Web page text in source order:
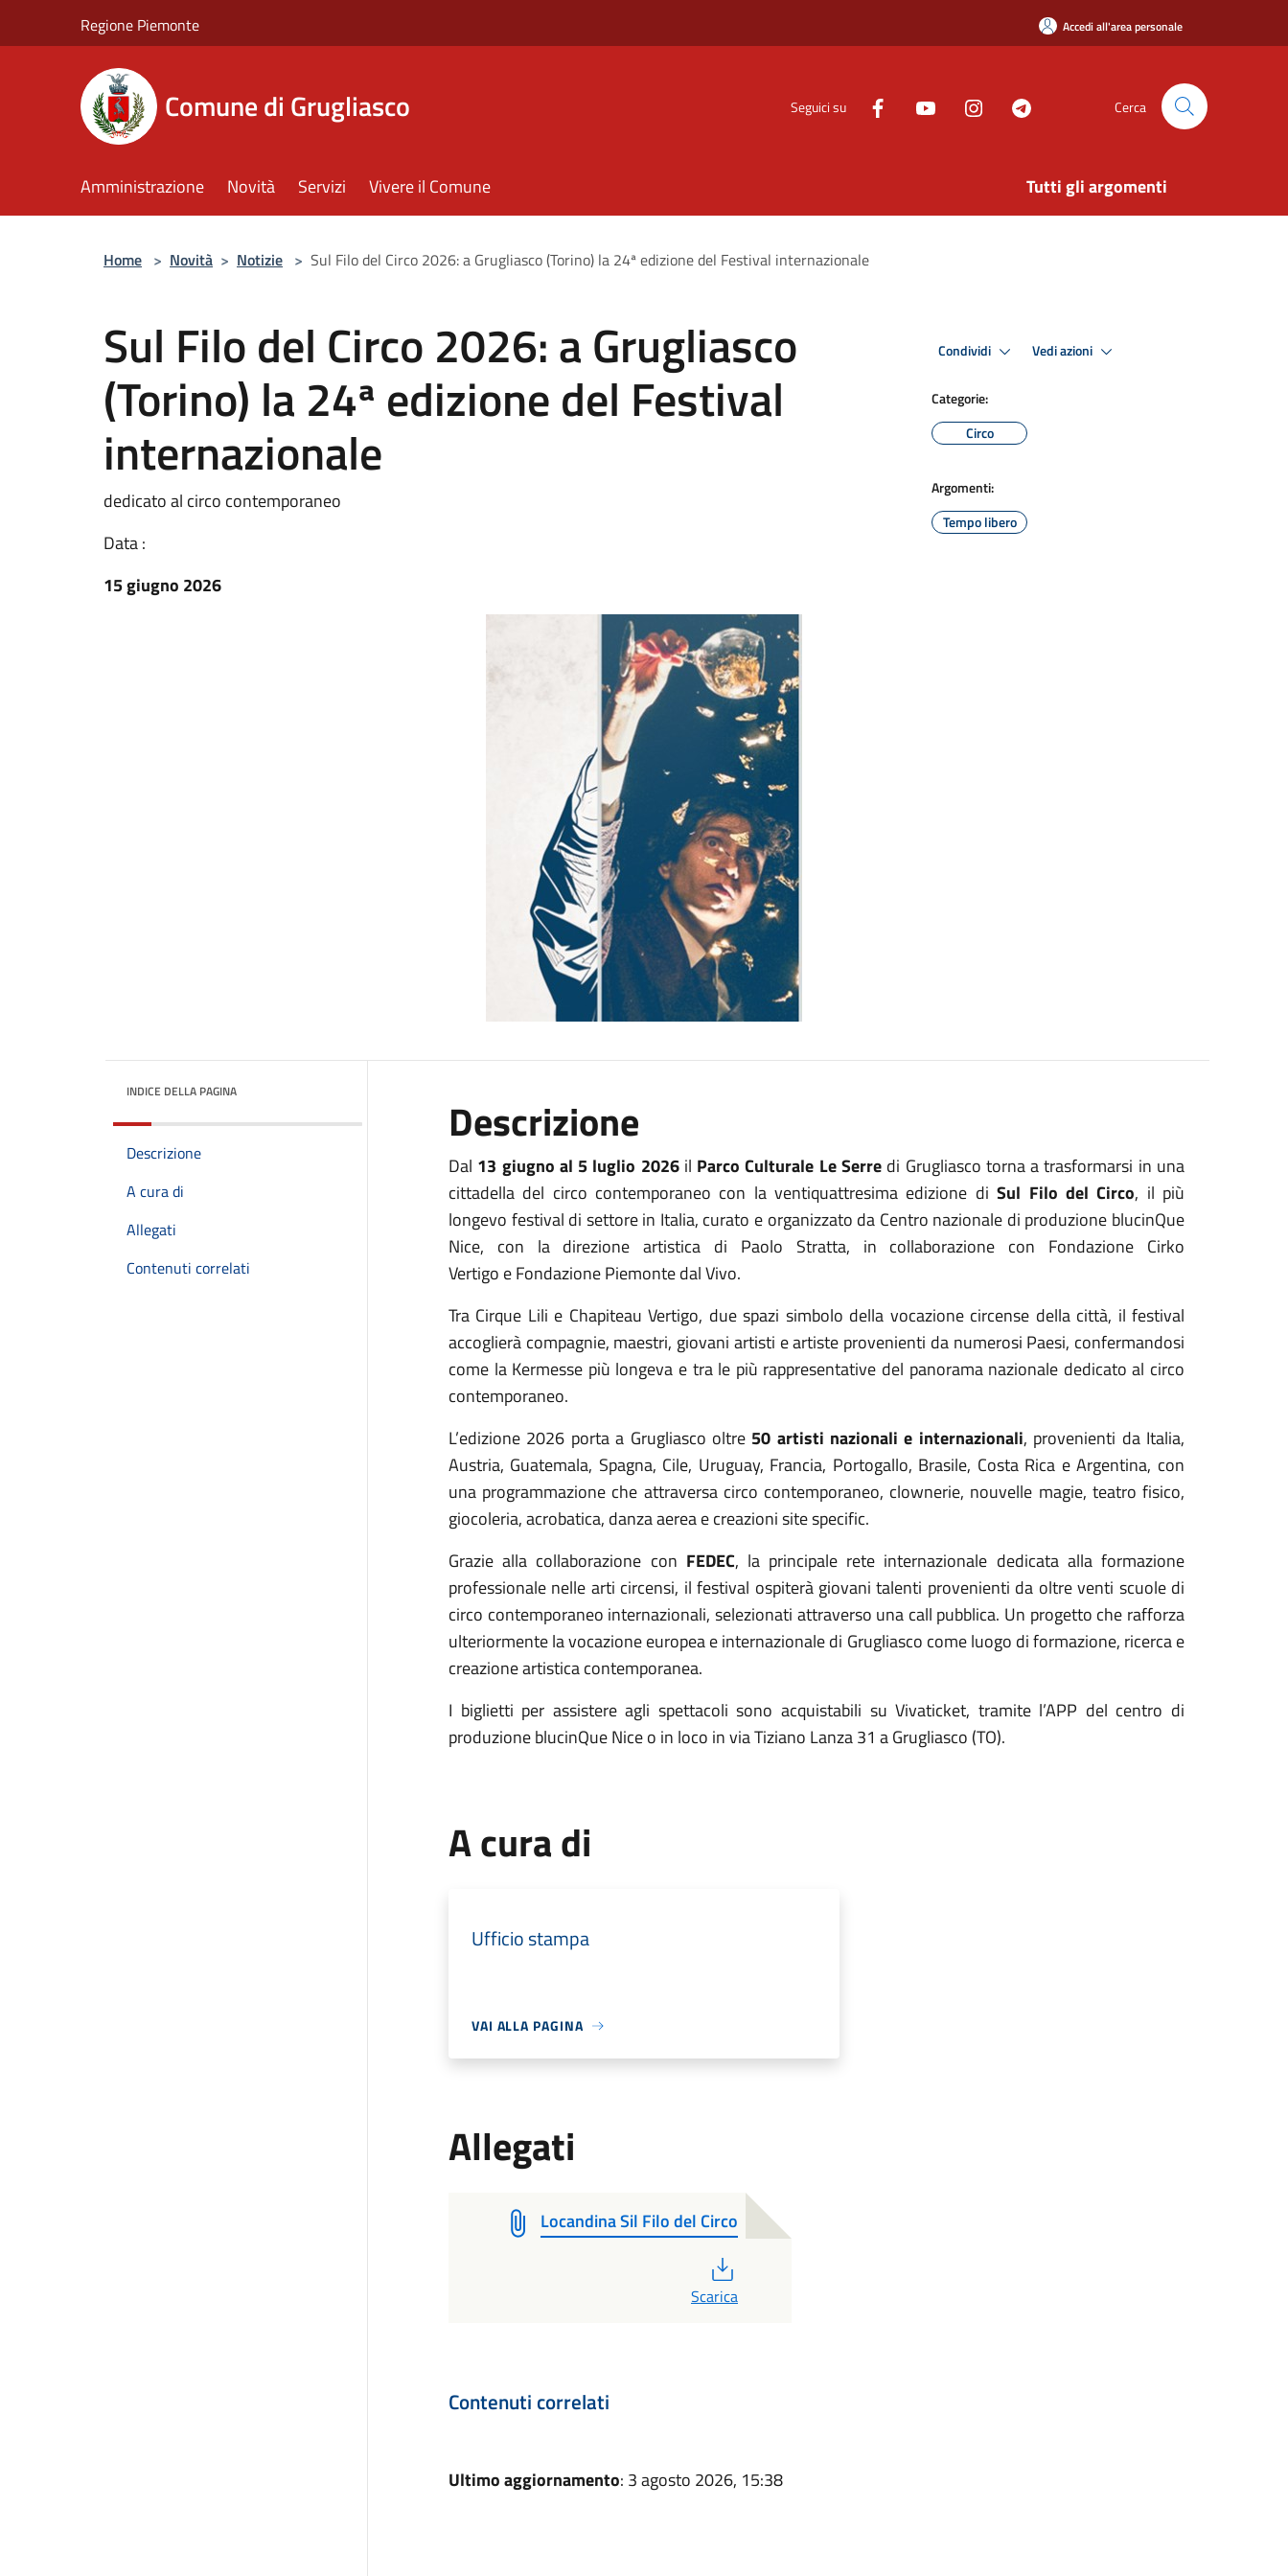
Regione Piemonte Accedi all'area personale
Comune di Grugliasco Seguici su Cerca
Amministrazione Novità Servizi Vivere il Comune Tutti gli argomenti
Home > Novità > Notizie > Sul Filo del Circo 2026: a Grugliasco (Torino) la 24ª edizione del Festival internazionale
Sul Filo del Circo 2026: a Grugliasco
(Torino) la 24ª edizione del Festival
internazionale
dedicato al circo contemporaneo
Data :
15 giugno 2026
Condividi Vedi azioni
Categorie:
Circo
Argomenti:
Tempo libero
INDICE DELLA PAGINA
Descrizione
A cura di
Allegati
Contenuti correlati
Descrizione
Dal 13 giugno al 5 luglio 2026il Parco Culturale Le Serre di Grugliasco torna a trasformarsi in una
cittadella del circo contemporaneo con la ventiquattresima edizione diSul Filo del Circo, il più
longevo festival di settore in Italia, curato e organizzato da Centro nazionale di produzione blucinQue
Nice, con la direzione artistica di Paolo Stratta, in collaborazione con Fondazione Cirko
Vertigo e Fondazione Piemonte dal Vivo.
Tra Cirque Lili e Chapiteau Vertigo, due spazi simbolo della vocazione circense della città, il festival
accoglierà compagnie, maestri, giovani artisti e artiste provenienti da numerosi Paesi, confermandosi
come la Kermesse più longeva e tra le più rappresentative del panorama nazionale dedicato al circo
contemporaneo.
L’edizione 2026 porta a Grugliasco oltre 50 artisti nazionali e internazionali, provenienti da Italia,
Austria, Guatemala, Spagna, Cile, Uruguay, Francia, Portogallo, Brasile, Costa Rica e Argentina, con
una programmazione che attraversa circo contemporaneo, clownerie, nouvelle magie, teatro fisico,
giocoleria, acrobatica, danza aerea e creazioni site specific.
Grazie alla collaborazione con FEDEC, la principale rete internazionale dedicata alla formazione
professionale nelle arti circensi, il festival ospiterà giovani talenti provenienti da oltre venti scuole di
circo contemporaneo internazionali, selezionati attraverso una call pubblica. Un progetto che rafforza
ulteriormente la vocazione europea e internazionale di Grugliasco come luogo di formazione, ricerca e
creazione artistica contemporanea.
I biglietti per assistere agli spettacoli sono acquistabili su Vivaticket, tramite l’APP del centro di
produzione blucinQue Nice o in loco in via Tiziano Lanza 31 a Grugliasco (TO).
A cura di
Ufficio stampa
VAI ALLA PAGINA
Allegati
Locandina Sil Filo del Circo
Scarica
Contenuti correlati
Ultimo aggiornamento: 3 agosto 2026, 15:38